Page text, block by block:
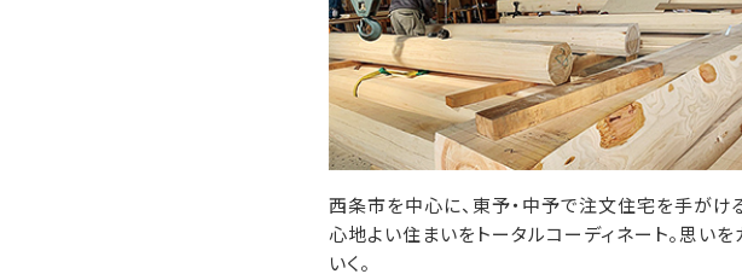
西条市を中心に、東予・中予で注文住宅を手が
心地よい住まいをトータルコーディネート。思い
いく。